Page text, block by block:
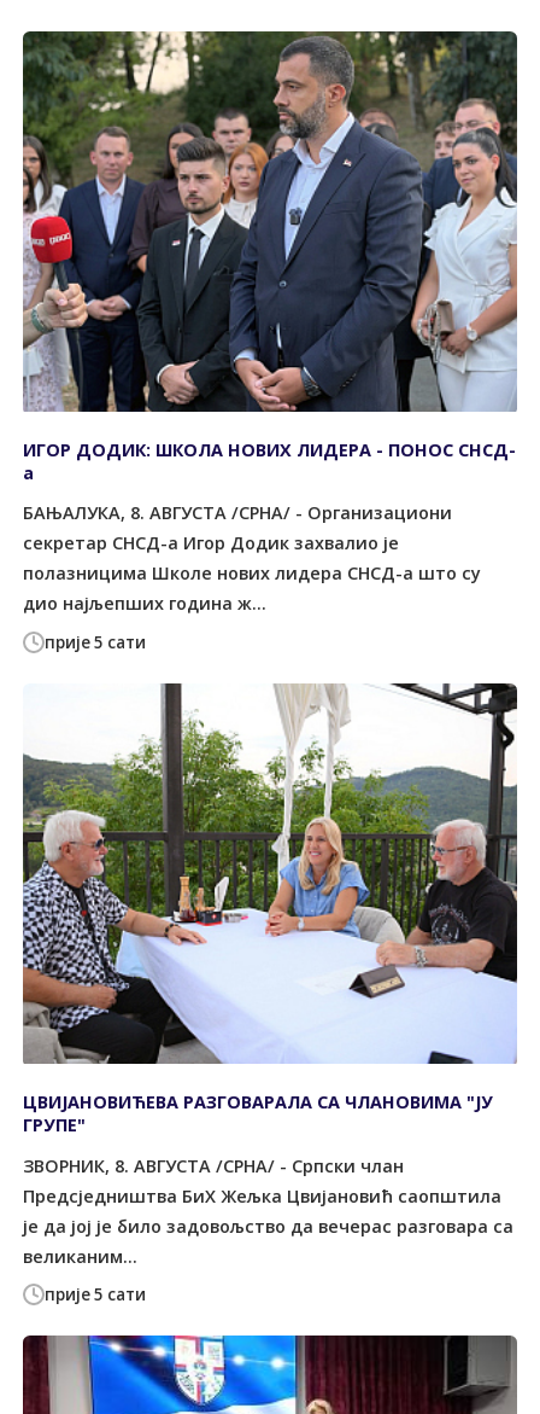
прије 5 сати
ИГОР ДОДИК: ШКОЛА НОВИХ ЛИДЕРА - ПОНОС СНСД-
а
БАЊАЛУКА, 8. АВГУСТА /СРНА/ - Организациони
секретар СНСД-а Игор Додик захвалио је
полазницима Школе нових лидера СНСД-а што су
дио најљепших година ж...
прије 5 сати
ЦВИЈАНОВИЋЕВА РАЗГОВАРАЛА СА ЧЛАНОВИМА "ЈУ
ГРУПЕ"
ЗВОРНИК, 8. АВГУСТА /СРНА/ - Српски члан
Предсједништва БиХ Жељка Цвијановић саопштила
је да јој је било задовољство да вечерас разговара са
великаним...